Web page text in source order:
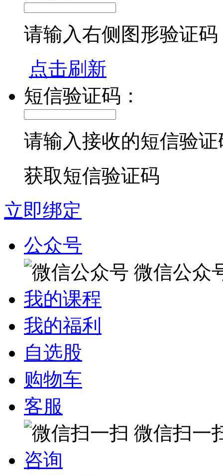
请输入右侧图形验证码
点击刷新
短信验证码：
请输入接收的短信验证
获取短信验证码
立即绑定
公众号
微信公众
我的课程
我的福利
自选股
购物车
客服
微信扫一
咨询